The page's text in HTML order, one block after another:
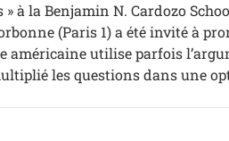
à la Benjamin N. Cardozo
(Paris 1) a été invité à
américaine utilise parfois
les questions dans une